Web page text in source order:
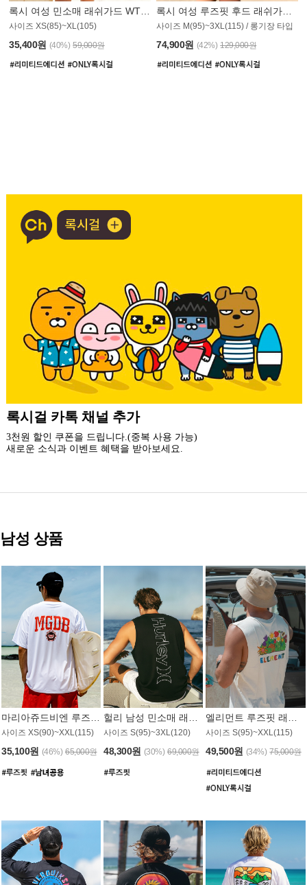
사이즈 XS(85)~XL(105)
35,400원 (40%) 59,000원
사이즈 M(95)~3XL(115) / 롱기장 타입
74,900원 (42%) 129,000원
더 가까운 쇼핑, 록시걸 모바일 앱
빠른쇼핑! 간편결제! 모바일에 딱 맞춘 쇼핑 앱
지금 설치하고 추가 할인 받아 가세요.
남성 상품
사이즈 XS(90)~XXL(115)
35,100원 (46%) 65,000원
사이즈 S(95)~3XL(120)
48,300원 (30%) 69,000원
사이즈 S(95)~XXL(115)
49,500원 (34%) 75,000원